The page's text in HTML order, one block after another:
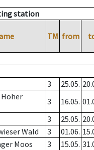
station
TM from
3 25.05.
3 16.05.
3 25.05.
Wald 3 01.06.
Moos 3 15.05.